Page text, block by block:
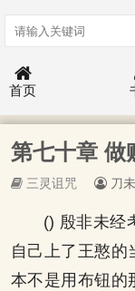
首页
第七十章 做
三灵诅咒 刀
() 殷非未
自己上了王憨的
本不是用布钮的